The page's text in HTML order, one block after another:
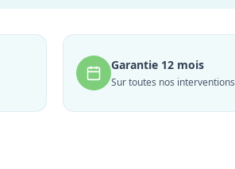
Garantie 12 mois
Sur toutes nos interventions